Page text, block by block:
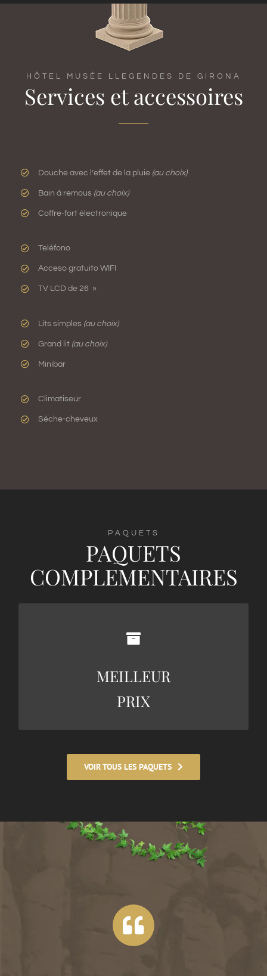
HÔTEL MUSÉE LLEGENDES DE GIRONA
Services et accessoires
Douche avec l’effet de la pluie(au choix)
Bain à remous (au choix)
Coffre-fort électronique
Teléfono
Acceso gratuito WIFI
TV LCD de 26 »
Lits simples (au choix)
Grand lit (au choix)
Minibar
Climatiseur
Sèche-cheveux
PAQUETS
PAQUETS
COMPLEMENTAIRES
MEILLEUR
PRIX
110€
VOIR TOUS LES PAQUETS